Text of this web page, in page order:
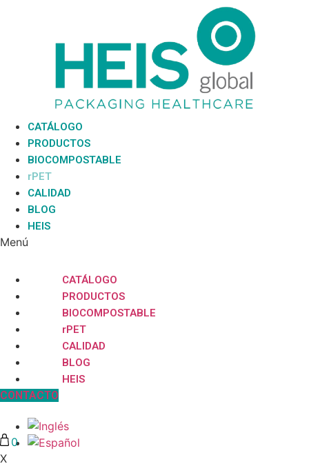
CATÁLOGO
PRODUCTOS
BIOCOMPOSTABLE
rPET
CALIDAD
BLOG
HEIS
Menú
CATÁLOGO
PRODUCTOS
BIOCOMPOSTABLE
rPET
CALIDAD
BLOG
HEIS
CONTACTO
0
X